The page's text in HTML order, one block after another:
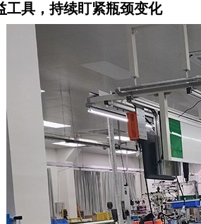
工具，持续盯紧瓶颈变化